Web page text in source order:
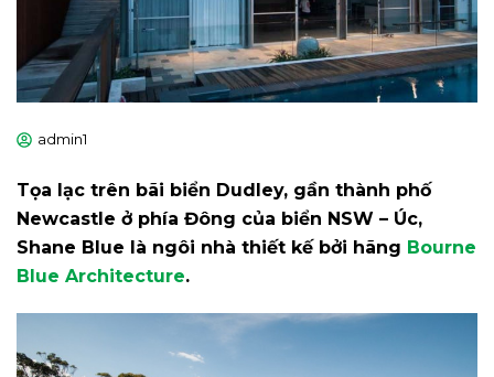
admin1
Tọa lạc trên bãi biển Dudley, gần thành phố
Newcastle ở phía Đông của biển NSW – Úc,
Shane Blue là ngôi nhà thiết kế bởi hãng Bourne
Blue Architecture.